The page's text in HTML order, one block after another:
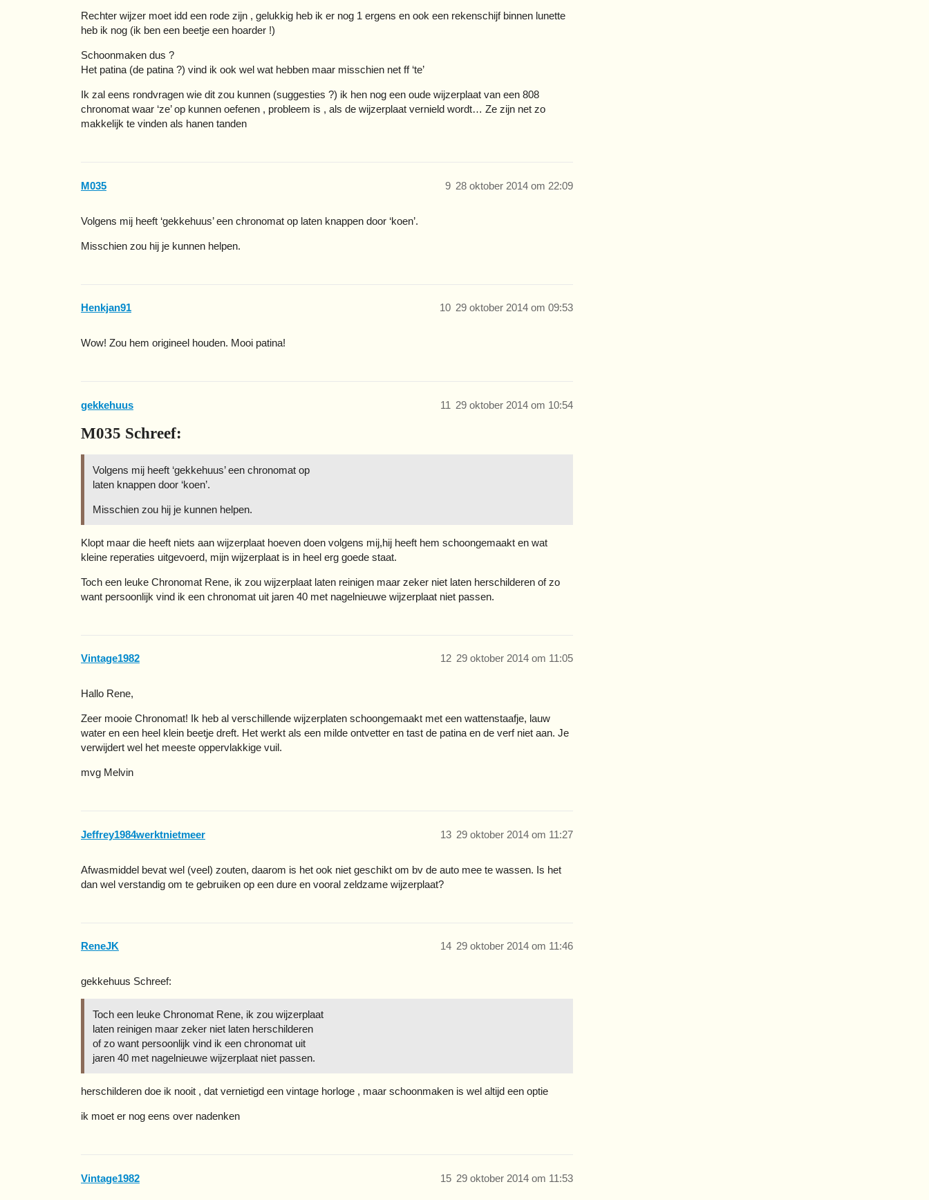
Rechter wijzer moet idd een rode zijn , gelukkig heb ik er nog 1 ergens en ook een rekenschijf binnen lunette
heb ik nog (ik ben een beetje een hoarder !)
Schoonmaken dus ?
Het patina (de patina ?) vind ik ook wel wat hebben maar misschien net ff ‘te’
Ik zal eens rondvragen wie dit zou kunnen (suggesties ?) ik hen nog een oude wijzerplaat van een 808
chronomat waar ‘ze’ op kunnen oefenen , probleem is , als de wijzerplaat vernield wordt… Ze zijn net zo
makkelijk te vinden als hanen tanden
M035 28 oktober 2014 om 22:09
9
Volgens mij heeft ‘gekkehuus’ een chronomat op laten knappen door ‘koen’.
Misschien zou hij je kunnen helpen.
Henkjan91 29 oktober 2014 om 09:53
10
Wow! Zou hem origineel houden. Mooi patina!
gekkehuus 29 oktober 2014 om 10:54
11
M035 Schreef:
Volgens mij heeft ‘gekkehuus’ een chronomat op
laten knappen door ‘koen’.
Misschien zou hij je kunnen helpen.
Klopt maar die heeft niets aan wijzerplaat hoeven doen volgens mij,hij heeft hem schoongemaakt en wat
kleine reperaties uitgevoerd, mijn wijzerplaat is in heel erg goede staat.
Toch een leuke Chronomat Rene, ik zou wijzerplaat laten reinigen maar zeker niet laten herschilderen of zo
want persoonlijk vind ik een chronomat uit jaren 40 met nagelnieuwe wijzerplaat niet passen.
Vintage1982 29 oktober 2014 om 11:05
12
Hallo Rene,
Zeer mooie Chronomat! Ik heb al verschillende wijzerplaten schoongemaakt met een wattenstaafje, lauw
water en een heel klein beetje dreft. Het werkt als een milde ontvetter en tast de patina en de verf niet aan. Je
verwijdert wel het meeste oppervlakkige vuil.
mvg Melvin
Jeffrey1984werktnietmeer 29 oktober 2014 om 11:27
13
Afwasmiddel bevat wel (veel) zouten, daarom is het ook niet geschikt om bv de auto mee te wassen. Is het
dan wel verstandig om te gebruiken op een dure en vooral zeldzame wijzerplaat?
ReneJK 29 oktober 2014 om 11:46
14
gekkehuus Schreef:
Toch een leuke Chronomat Rene, ik zou wijzerplaat
laten reinigen maar zeker niet laten herschilderen
of zo want persoonlijk vind ik een chronomat uit
jaren 40 met nagelnieuwe wijzerplaat niet passen.
herschilderen doe ik nooit , dat vernietigd een vintage horloge , maar schoonmaken is wel altijd een optie
ik moet er nog eens over nadenken
Vintage1982 29 oktober 2014 om 11:53
15